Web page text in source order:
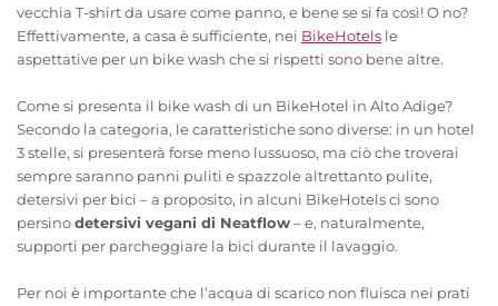
vecchia T-shirt da usare come panno, e bene se si fa così! O no?
Effettivamente, a casa è sufficiente, nei BikeHotels le
aspettative per un bike wash che si rispetti sono bene altre.
Come si presenta il bike wash di un BikeHotel in Alto Adige?
Secondo la categoria, le caratteristiche sono diverse: in un hotel
3 stelle, si presenterà forse meno lussuoso, ma ciò che troverai
sempre saranno panni puliti e spazzole altrettanto pulite,
detersivi per bici – a proposito, in alcuni BikeHotels ci sono
persinodetersivi vegani di Neatflow– e, naturalmente,
supporti per parcheggiare la bici durante il lavaggio.
Per noi è importante che l’acqua di scarico non fluisca nei prati